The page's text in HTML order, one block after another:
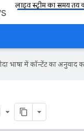
लाइव स्ट्रीम का समय तय
भाषा में कॉन्टेंट का अनुवाद